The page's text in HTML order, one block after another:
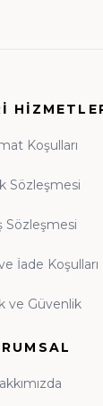
Manevi
Yayınları ve
toplanmıştır.
Okuma
çocukluk
Koşulları
Sözleşmesi
Sözleşmesi
İade Koşulları
ve Güvenlik